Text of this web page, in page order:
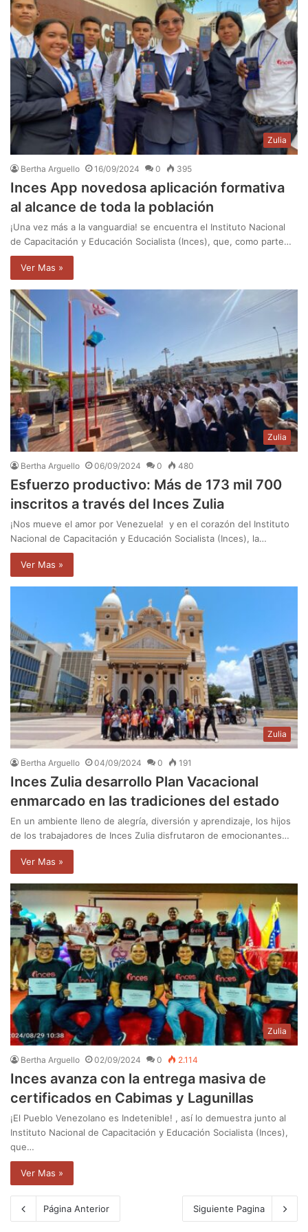
Zulia
Bertha Arguello 16/09/2024 0 395
Inces App novedosa aplicación formativa
al alcance de toda la población
¡Una vez más a la vanguardia! se encuentra el Instituto Nacional
de Capacitación y Educación Socialista (Inces), que, como parte…
Ver Mas »
Zulia
Bertha Arguello 06/09/2024 0 480
Esfuerzo productivo: Más de 173 mil 700
inscritos a través del Inces Zulia
¡Nos mueve el amor por Venezuela! y en el corazón del Instituto
Nacional de Capacitación y Educación Socialista (Inces), la…
Ver Mas »
Zulia
Bertha Arguello 04/09/2024 0 191
Inces Zulia desarrollo Plan Vacacional
enmarcado en las tradiciones del estado
En un ambiente lleno de alegría, diversión y aprendizaje, los hijos
de los trabajadores de Inces Zulia disfrutaron de emocionantes…
Ver Mas »
Zulia
Bertha Arguello 02/09/2024 0 2.114
Inces avanza con la entrega masiva de
certificados en Cabimas y Lagunillas
¡El Pueblo Venezolano es Indetenible! , así lo demuestra junto al
Instituto Nacional de Capacitación y Educación Socialista (Inces),
que…
Ver Mas »
Página Anterior Siguiente Pagina